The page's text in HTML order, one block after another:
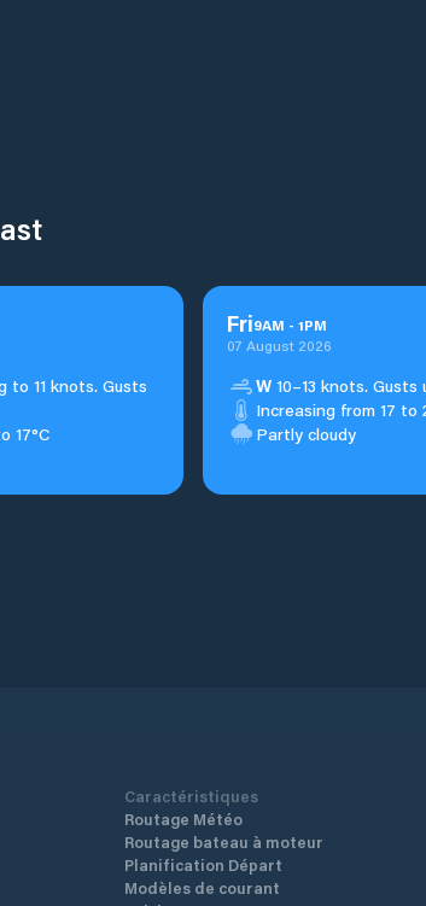
11 knots. Gusts
17°C
Fri9AM - 1PM
07 August 2026
W 10–13 knots.
Increasing from 17 to
Partly cloudy
Caractéristiques
Routage Météo
Routage bateau à moteur
Planification Départ
Modèles de courant